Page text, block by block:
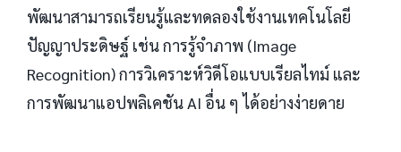
พัฒนาสามารถเรียนรู้และทดลองใช้งานเทคโนโลยี
ปัญญาประดิษฐ์ เช่น การรู้จำภาพ (Image
Recognition) การวิเคราะห์วิดีโอแบบเรียลไทม์ และ
การพัฒนาแอปพลิเคชัน AI อื่น ๆ ได้อย่างง่ายดาย